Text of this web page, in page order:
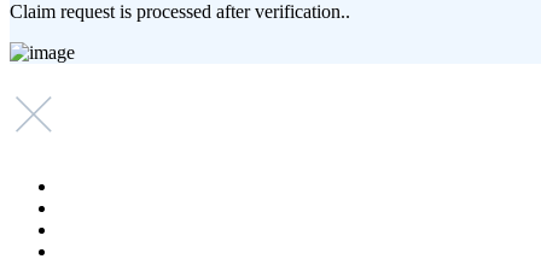
Claim request is processed after verification..